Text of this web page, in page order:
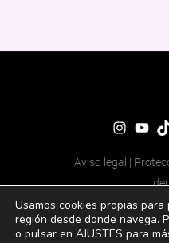
Aviso legal |
© 2025
Usamos cookies propias
región desde donde navega.
o pulsar en AJUSTES para